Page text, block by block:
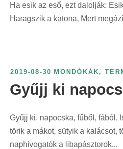
Ha esik az eső, ezt dalolják:
Haragszik a katona, Mert
2019-08-30 MONDÓKÁK ,
Gyűjj ki
Gyűjj ki, napocska, fűből, fából,
törik a mákot, sütyik a kalácsot,
naphívogatók a libapásztorok...